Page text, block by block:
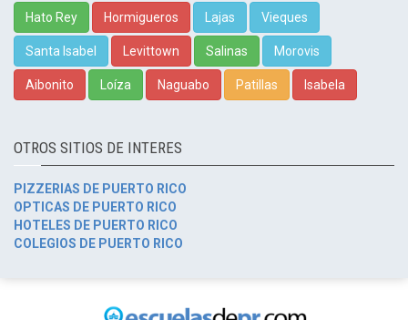
Hato Rey Hormigueros Lajas Vieques
Santa Isabel Levittown Salinas Morovis
Aibonito Loíza Naguabo Patillas Isabela
OTROS SITIOS DE INTERES
PIZZERIAS DE PUERTO RICO
OPTICAS DE PUERTO RICO
HOTELES DE PUERTO RICO
COLEGIOS DE PUERTO RICO